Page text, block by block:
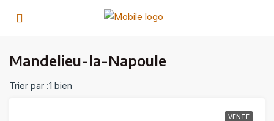
Mandelieu-la-Napoule
1 bien
Trier par :
VENTE